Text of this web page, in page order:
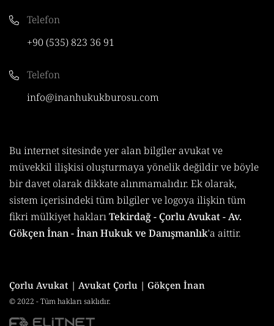
Telefon
+90 (535) 823 36 91
Telefon
info@inanhukukburosu.com
Bu internet sitesinde yer alan bilgiler avukat ve
müvekkil ilişkisi oluşturmaya yönelik değildir ve böyle
bir davet olarak dikkate alınmamalıdır. Ek olarak,
sistem içerisindeki tüm bilgiler ve logoya ilişkin tüm
fikri mülkiyet haklarıTekirdağ - Çorlu Avukat - Av.
Gökçen İnan - İnan Hukuk ve Danışmanlık'a aittir.
Çorlu Avukat | Avukat Çorlu | Gökçen İnan
© 2022 - Tüm hakları saklıdır.